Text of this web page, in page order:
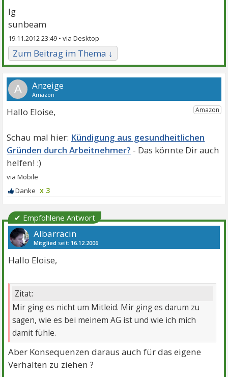
lg
sunbeam
19.11.2012 23:49 •
Zum Beitrag im Thema ↓
A
Hallo Eloise,
Kündigung aus gesundheitlichen
Gründen durch Arbeitnehmer?
x 3
✔ Empfohlene Antwort
Albarracin
Mitglied seit: 16.12.2006
Hallo Eloise,
Zitat:
Mir ging es nicht um Mitleid. Mir ging es darum zu
sagen, wie es bei meinem AG ist und wie ich mich
damit fühle.
Aber Konsequenzen daraus auch für das eigene
Verhalten zu ziehen ?